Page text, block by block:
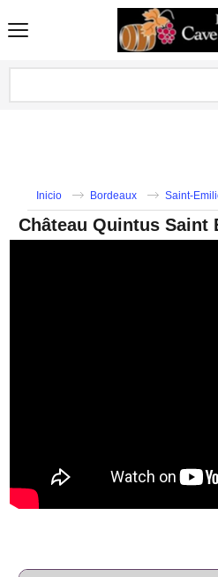
Inicio Bordeaux Saint-
Château Quintus Saint